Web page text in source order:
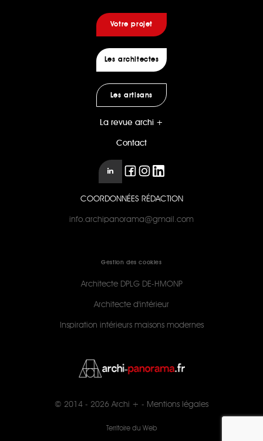
Votre projet
Les architectes
Les artisans
La revue archi +
Contact
COORDONNÉES RÉDACTION
info.archipanorama@gmail.com
Gestion des cookies
Architecte DPLG DE-HMONP
Architecte d'intérieur
Inspiration intérieurs maisons modernes
© 2014 - 2026 Archi + - Mentions légales
Territoire du Web